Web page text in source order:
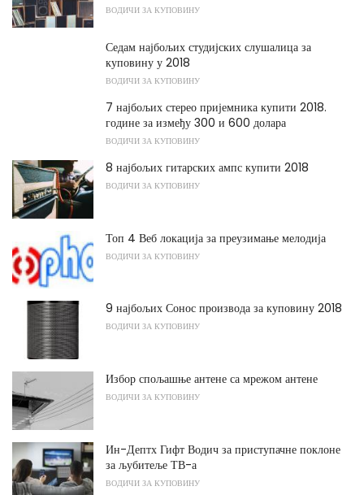
ВОДИЧИ ЗА КУПОВИНУ
Седам најбољих студијских слушалица за
куповину у 2018
ВОДИЧИ ЗА КУПОВИНУ
7 најбољих стерео пријемника купити 2018.
године за између 300 и 600 долара
ВОДИЧИ ЗА КУПОВИНУ
8 најбољих гитарских ампс купити 2018
ВОДИЧИ ЗА КУПОВИНУ
Топ 4 Веб локација за преузимање мелодија
ВОДИЧИ ЗА КУПОВИНУ
9 најбољих Сонос производа за куповину 2018
ВОДИЧИ ЗА КУПОВИНУ
Избор спољашње антене са мрежом антене
ВОДИЧИ ЗА КУПОВИНУ
Ин-Дептх Гифт Водич за приступачне поклоне
за љубитеље ТВ-а
ВОДИЧИ ЗА КУПОВИНУ